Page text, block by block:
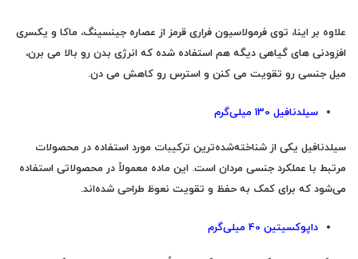
علاوه بر اینا، توی فرمولاسیون فراری قرمز از عصاره جینسینگ، ماکا و یکسری
افزودنی های گیاهی دیگه هم استفاده شده که انرژی بدن رو بالا می برن،
میل جنسی رو تقویت می کنن و استرس رو کاهش می دن.
سیلدنافیل 130 میلی‌گرم
سیلدنافیل یکی از شناخته‌شده‌ترین ترکیبات مورد استفاده در محصولات
مرتبط با عملکرد جنسی مردان است. این ماده معمولاً در محصولاتی استفاده
می‌شود که برای کمک به حفظ و تقویت نعوظ طراحی شده‌اند.
داپوکسیتین 40 میلی‌گرم